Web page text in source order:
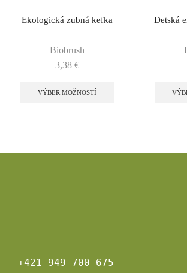
Ekologická zubná kefka
Biobrush
3,38 €
VÝBER MOŽNOSTÍ
Detská
+421 949 700 675